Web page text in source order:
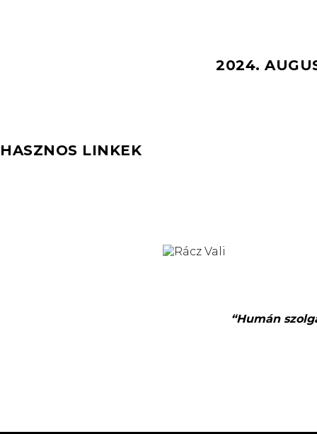
2024.
HASZNOS LINKEK
“Humán